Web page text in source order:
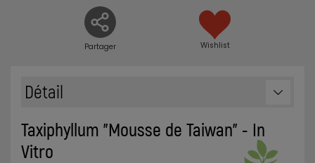
Partager Wishlist
Détail
Taxiphyllum "Mousse de Taiwan" - In
Vitro